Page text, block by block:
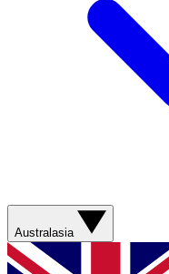
Australasia